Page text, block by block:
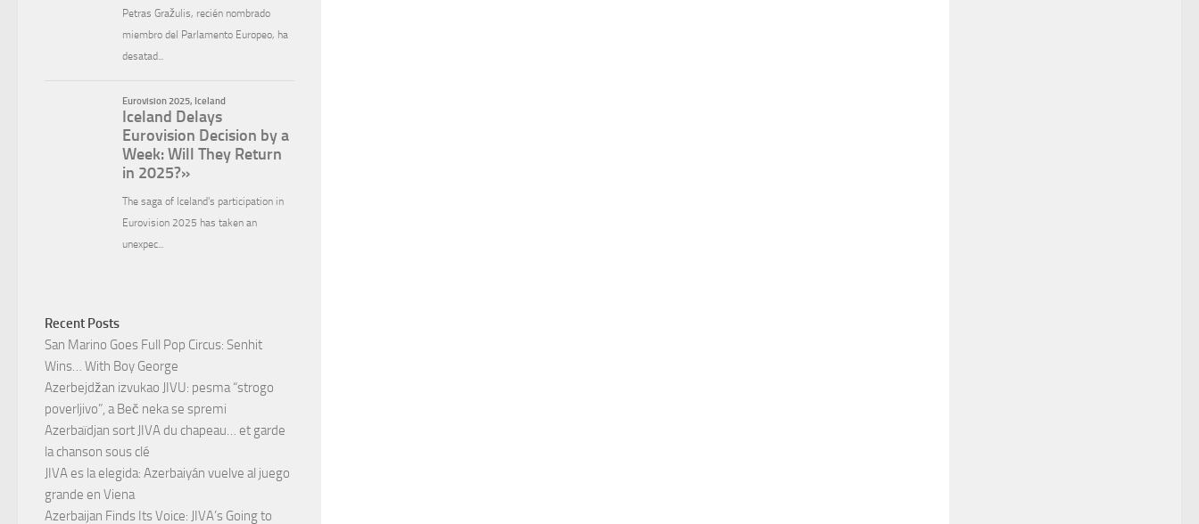
Recent Posts
San Marino Goes Full Pop Circus: Senhit
Wins… With Boy George
Azerbejdžan izvukao JIVU: pesma “strogo
poverljivo”, a Beč neka se spremi
Azerbaïdjan sort JIVA du chapeau… et garde
la chanson sous clé
JIVA es la elegida: Azerbaiyán vuelve al juego
grande en Viena
Azerbaijan Finds Its Voice: JIVA’s Going to